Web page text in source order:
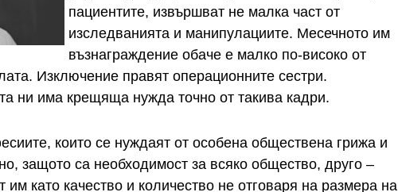
пациентите, извършват не малка част от
изследванията и манипулациите. Месечното им
възнаграждение обаче е малко по-високо от
Изключение правят операционните сестри.
ни има крещяща нужда точно от такива кадри.
които се нуждаят от особена обществена грижа и
защото са необходимост за всяко общество, друго –
като качество и количество не отговаря на размера на